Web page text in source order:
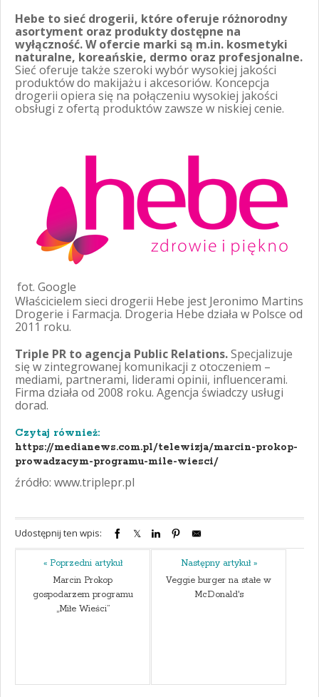
Hebe to sieć drogerii, które oferuje różnorodny
asortyment oraz produkty dostępne na
wyłączność. W ofercie marki są m.in. kosmetyki
naturalne, koreańskie, dermo oraz profesjonalne.
Sieć oferuje także szeroki wybór wysokiej jakości
produktów do makijażu i akcesoriów. Koncepcja
drogerii opiera się na połączeniu wysokiej jakości
obsługi z ofertą produktów zawsze w niskiej cenie.
fot. Google
Właścicielem sieci drogerii Hebe jest Jeronimo Martins
Drogerie i Farmacja. Drogeria Hebe działa w Polsce od
2011 roku.
Triple PR to agencja Public Relations.Specjalizuje
się w zintegrowanej komunikacji z otoczeniem –
mediami, partnerami, liderami opinii, influencerami.
Firma działa od 2008 roku. Agencja świadczy usługi
dorad.
Czytaj również:
https://medianews.com.pl/telewizja/marcin-prokop-
prowadzacym-programu-mile-wiesci/
źródło: www.triplepr.pl
Udostępnij ten wpis:
« Poprzedni artykuł
Marcin Prokop
gospodarzem programu
„Miłe Wieści”
Następny artykuł »
Veggie burger na stałe w
McDonald's